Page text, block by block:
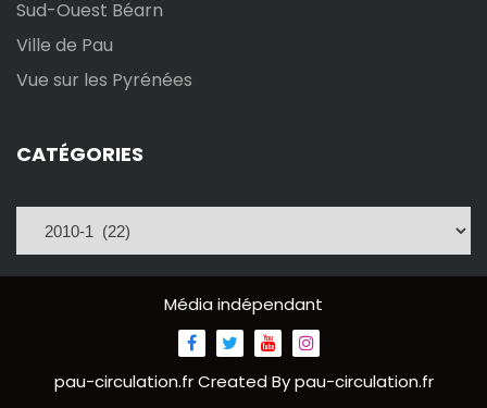
p
u
b
Sud-Ouest Béarn
Ville de Pau
Vue sur les Pyrénées
CATÉGORIES
t
Média indépendant
pau-circulation.frCreated Bypau-circulation.fr